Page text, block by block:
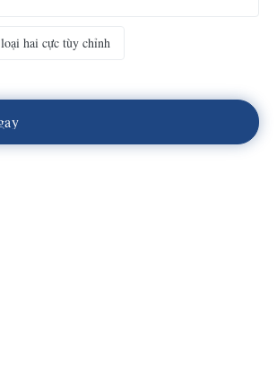
hai cực tùy chỉnh
ay